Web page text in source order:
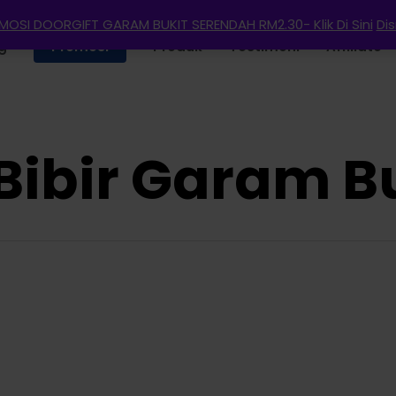
DOORGIFT GARAM BUKIT SERENDAH RM2.30- Klik Di Sini
Promosi Produk Testimoni Affiliate
Garam